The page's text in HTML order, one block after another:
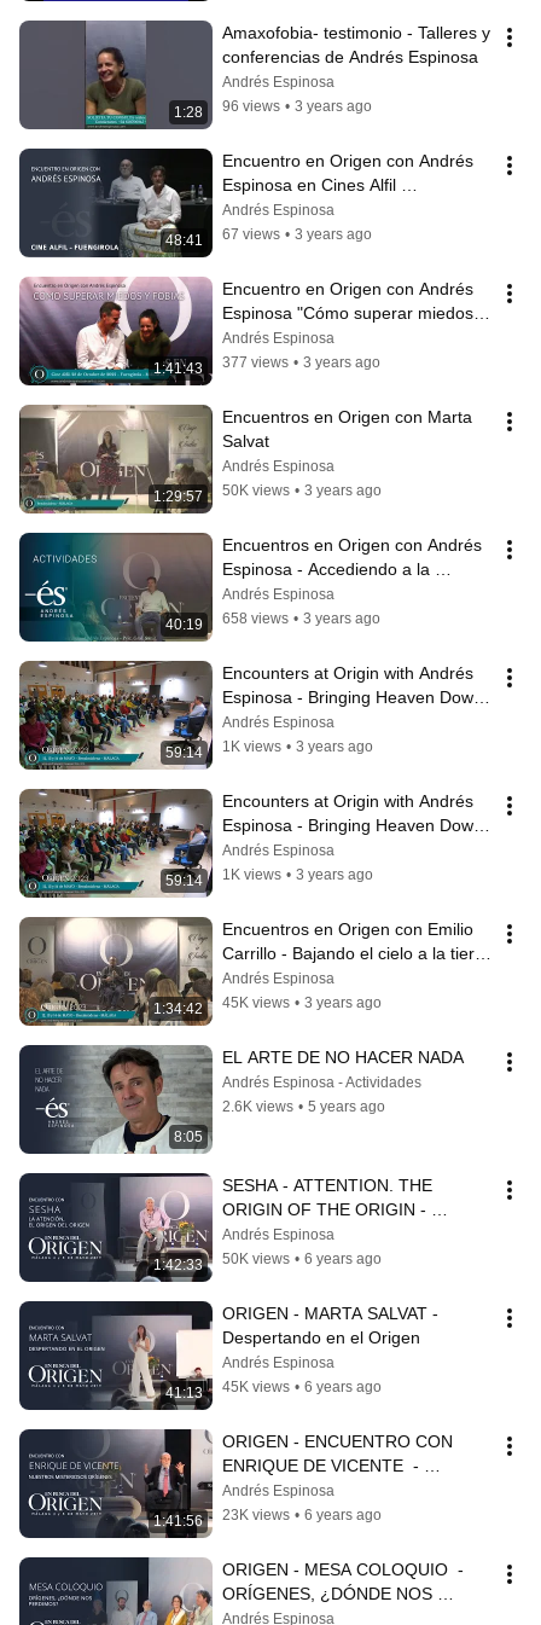
1:28
Amaxofobia- testimonio - Talleres y
conferencias de Andrés Espinosa
Andrés Espinosa
96 views • 3 years ago
48:41
Encuentro en Origen con Andrés
Espinosa en Cines Alfil
(Fuengirola) - 21 de mayo 2022
Andrés Espinosa
67 views • 3 years ago
1:41:43
Encuentro en Origen con Andrés
Espinosa "Cómo superar miedos y
fobias" - Cine Alfil (Fuengirola)
Andrés Espinosa
377 views • 3 years ago
1:29:57
Encuentros en Origen con Marta
Salvat
Andrés Espinosa
50K views • 3 years ago
40:19
Encuentros en Origen con Andrés
Espinosa - Accediendo a la
realidad a través de UCDM -
Andrés Espinosa
658 views • 3 years ago
59:14
Encounters at Origin with Andrés
Espinosa - Bringing Heaven Down
to Earth - The New Humanity -
Andrés Espinosa
1K views • 3 years ago
59:14
Encounters at Origin with Andrés
Espinosa - Bringing Heaven Down
to Earth - The New Humanity -
Andrés Espinosa
1K views • 3 years ago
1:34:42
Encuentros en Origen con Emilio
Carrillo - Bajando el cielo a la tierra
- La nueva humanidad -
Andrés Espinosa
45K views • 3 years ago
8:05
EL ARTE DE NO HACER NADA
Andrés Espinosa - Actividades
2.6K views • 5 years ago
1:42:33
SESHA - ATTENTION. THE
ORIGIN OF THE ORIGIN -
MALAGA 2019
Andrés Espinosa
50K views • 6 years ago
41:13
ORIGEN - MARTA SALVAT -
Despertando en el Origen
Andrés Espinosa
45K views • 6 years ago
1:41:56
ORIGEN - ENCUENTRO CON
ENRIQUE DE VICENTE  -
MÁLAGA 2019
Andrés Espinosa
23K views • 6 years ago
ORIGEN - MESA COLOQUIO  -
ORÍGENES, ¿DÓNDE NOS
PERDIMOS? - MÁLAGA 2019
Andrés Espinosa